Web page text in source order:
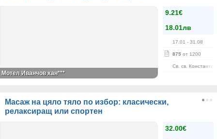
9.21€
18.01лв
17.01 - 31.08
875 от 1200
Св. св.
Мотел Иванчов хан***
Масаж на цяло тяло по избор: класически,
релаксиращ или спортен
32.00€